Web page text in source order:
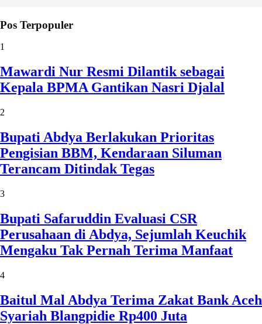
Pos Terpopuler
1
Mawardi Nur Resmi Dilantik sebagai
Kepala BPMA Gantikan Nasri Djalal
2
Bupati Abdya Berlakukan Prioritas
Pengisian BBM, Kendaraan Siluman
Terancam Ditindak Tegas
3
Bupati Safaruddin Evaluasi CSR
Perusahaan di Abdya, Sejumlah Keuchik
Mengaku Tak Pernah Terima Manfaat
4
Baitul Mal Abdya Terima Zakat Bank Aceh
Syariah Blangpidie Rp400 Juta